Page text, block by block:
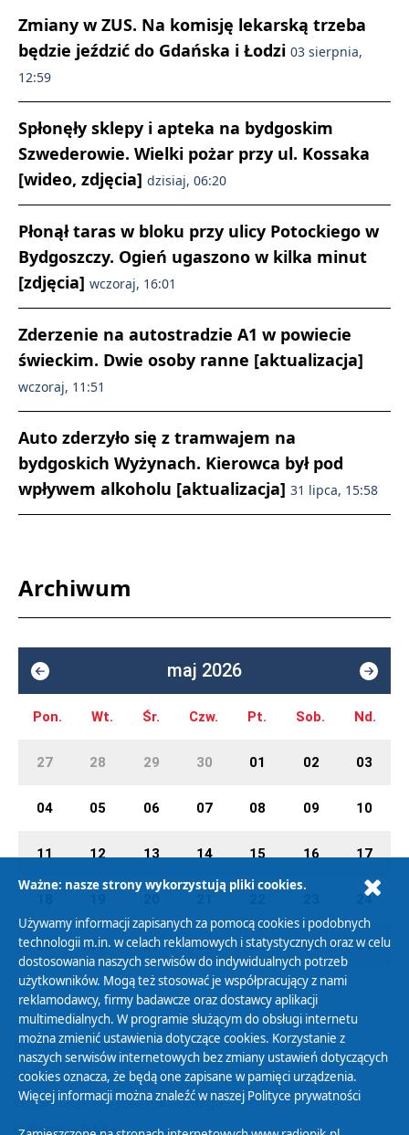
Zmiany w ZUS. Na komisję lekarską trzeba
będzie jeździć do Gdańska i Łodzi 03 sierpnia,
12:59
Spłonęły sklepy i apteka na bydgoskim
Szwederowie. Wielki pożar przy ul. Kossaka
[wideo, zdjęcia] dzisiaj, 06:20
Płonął taras w bloku przy ulicy Potockiego w
Bydgoszczy. Ogień ugaszono w kilka minut
[zdjęcia] wczoraj, 16:01
Zderzenie na autostradzie A1 w powiecie
świeckim. Dwie osoby ranne [aktualizacja]
wczoraj, 11:51
Auto zderzyło się z tramwajem na
bydgoskich Wyżynach. Kierowca był pod
wpływem alkoholu [aktualizacja] 31 lipca, 15:58
Archiwum
maj 2026
Pon. Wt. Śr. Czw. Pt. Sob. Nd.
27 28 29 30 01 02 03
04 05 06 07 08 09 10
11 12 13 14 15 16 17
24
25 26 27 28 29 30 31
Polityka Prywatności
Zasady korzystania z Serwisu
Organizacje Pożytku Publicznego
Cyfryzacja DAB+
Ważne: nasze strony wykorzystują pliki cookies.
Używamy informacji zapisanych za pomocą cookies i podobnych
technologii m.in. w celach reklamowych i statystycznych oraz w celu
dostosowania naszych serwisów do indywidualnych potrzeb
użytkowników. Mogą też stosować je współpracujący z nami
reklamodawcy, firmy badawcze oraz dostawcy aplikacji
multimedialnych. W programie służącym do obsługi internetu
można zmienić ustawienia dotyczące cookies. Korzystanie z
naszych serwisów internetowych bez zmiany ustawień dotyczących
cookies oznacza, że będą one zapisane w pamięci urządzenia.
Więcej informacji można znaleźć w naszej Polityce prywatności